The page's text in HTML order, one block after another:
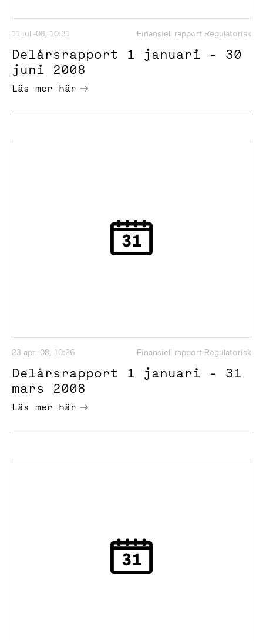
11 jul -08, 10:31 Finansiell rapport Regulatorisk
Delårsrapport 1 januari - 30
juni 2008
Läs mer här
23 apr -08, 10:26 Finansiell rapport Regulatorisk
Delårsrapport 1 januari - 31
mars 2008
Läs mer här